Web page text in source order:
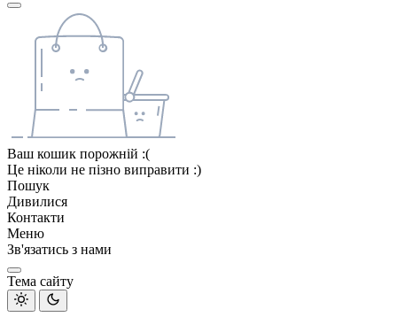
Ваш кошик порожній :(
Це ніколи не пізно виправити :)
Пошук
Дивилися
Контакти
Меню
Зв'язатись з нами
Тема сайту